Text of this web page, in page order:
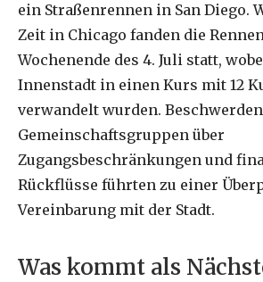
ein Straßenrennen in San Diego.
Zeit in Chicago fanden die
Wochenende des 4. Juli statt,
Innenstadt in einen Kurs mit 12
verwandelt wurden.
Gemeinschaftsgruppen über
Zugangsbeschränkungen und
Rückflüsse führten zu einer
Vereinbarung mit der Stadt.
Was kommt als